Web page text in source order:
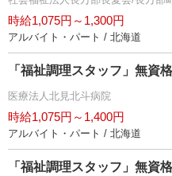
時給1,075円～1,300円
アルバイト・パート / 北海道
「福祉調理スタッフ」無資
医療法人北見北斗病院
時給1,075円～1,400円
アルバイト・パート / 北海道
「福祉調理スタッフ」無資